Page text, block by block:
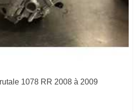
1078 RR 2008 à 2009